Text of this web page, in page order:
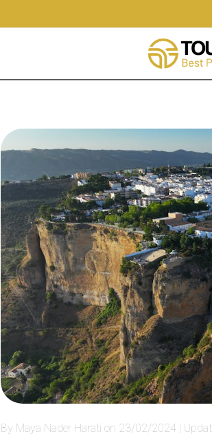
By Maya Nader Harati on 23/02/2024 |